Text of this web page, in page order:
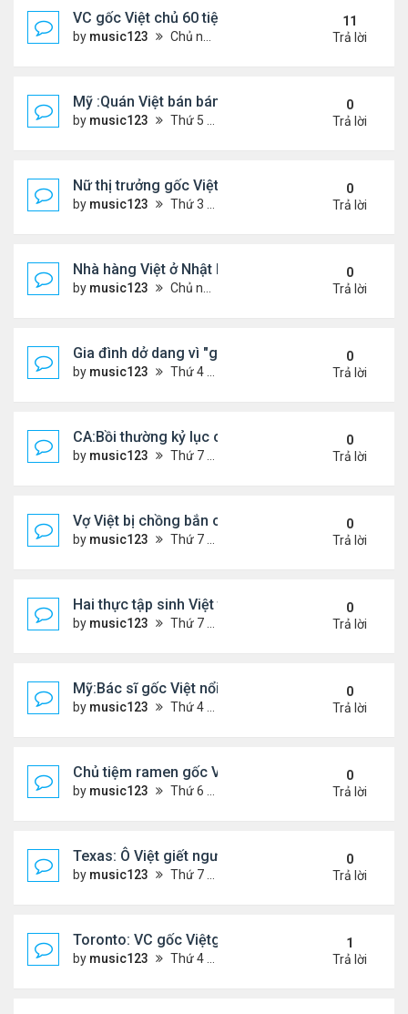
VC gốc Việt chủ 60 tiệm nail trốn thuế $32 triệu
by music123 Chủ nhật Tháng 6 07, 2026 9:21 am
11
Trả lời
Mỹ :Quán Việt bán bánh mì chảo, cà phê mắm
by music123 Thứ 5 Tháng 6 11, 2026 7:57 pm
0
Trả lời
Nữ thị trưởng gốc Việt đầu tiên ở Mỹ tái đắc cử
by music123 Thứ 3 Tháng 6 09, 2026 6:23 pm
0
Trả lời
Nhà hàng Việt ở Nhật bốc cháy dữ dội
by music123 Chủ nhật Tháng 6 07, 2026 9:04 am
0
Trả lời
Gia đình dở dang vì "giấc mơ Mỹ"
by music123 Thứ 4 Tháng 6 03, 2026 6:34 pm
0
Trả lời
CA:Bồi thường kỷ lục cho gia đình gốc Việt ...
by music123 Thứ 7 Tháng 5 30, 2026 5:26 pm
0
Trả lời
Vợ Việt bị chồng bắn chết ở Ba Lan, để lại 2 con
by music123 Thứ 7 Tháng 5 30, 2026 5:09 pm
0
Trả lời
Hai thực tập sinh Việt tử vong thương tâm
by music123 Thứ 7 Tháng 5 30, 2026 5:02 pm
0
Trả lời
Mỹ:Bác sĩ gốc Việt nổi tiếng nhờ món vịt quay Bắc
by music123 Thứ 4 Tháng 5 27, 2026 7:43 pm
0
Trả lời
Chủ tiệm ramen gốc Việt ở Tokyo: 'Người Nhật
by music123 Thứ 6 Tháng 5 22, 2026 7:26 pm
0
Trả lời
Texas: Ô Việt giết người 30 năm trước, vừa mãn
by music123 Thứ 7 Tháng 5 16, 2026 7:39 am
0
Trả lời
Toronto: VC gốc Việtgiết hàng xóm sau mâu
by music123 Thứ 4 Tháng 5 13, 2026 6:56 pm
1
Trả lời